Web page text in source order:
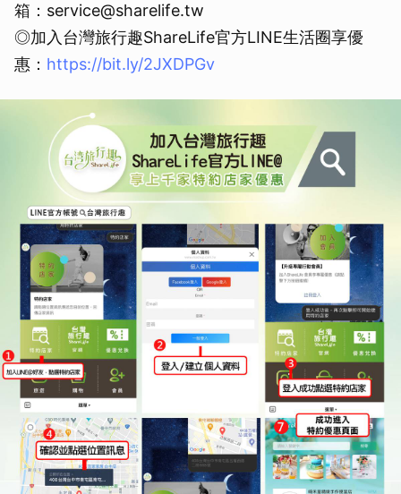
箱：service@sharelife.tw
◎加入台灣旅行趣ShareLife官方LINE生活圈享優
惠： https://bit.ly/2JXDPGv